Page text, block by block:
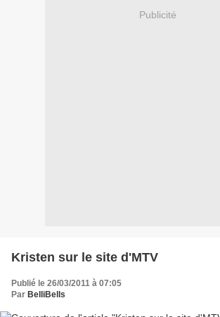
Publicité
Kristen sur le site d'MTV
Publié le 26/03/2011 à 07:05
Par BelliBells